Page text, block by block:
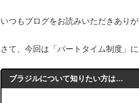
いつもブログをお読みいただきありが
さて、今回は「パートタイム制度」
ブラジルについて知りたい方は…